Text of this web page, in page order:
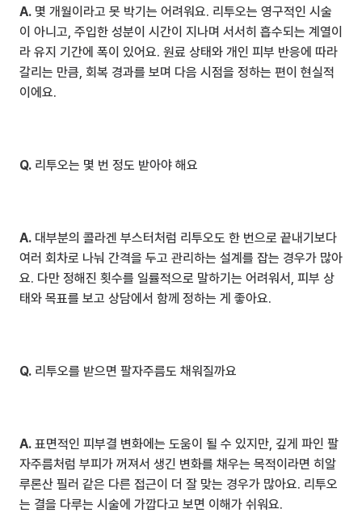
A. 몇 개월이라고 못 박기는 어려워요. 리투오는 영구적인 시술
이 아니고, 주입한 성분이 시간이 지나며 서서히 흡수되는 계열이
라 유지 기간에 폭이 있어요. 원료 상태와 개인 피부 반응에 따라
갈리는 만큼, 회복 경과를 보며 다음 시점을 정하는 편이 현실적
이에요.
Q. 리투오는 몇 번 정도 받아야 해요
A. 대부분의 콜라겐 부스터처럼 리투오도 한 번으로 끝내기보다
여러 회차로 나눠 간격을 두고 관리하는 설계를 잡는 경우가 많아
요. 다만 정해진 횟수를 일률적으로 말하기는 어려워서, 피부 상
태와 목표를 보고 상담에서 함께 정하는 게 좋아요.
Q. 리투오를 받으면 팔자주름도 채워질까요
A. 표면적인 피부결 변화에는 도움이 될 수 있지만, 깊게 파인 팔
자주름처럼 부피가 꺼져서 생긴 변화를 채우는 목적이라면 히알
루론산 필러 같은 다른 접근이 더 잘 맞는 경우가 많아요. 리투오
는 결을 다루는 시술에 가깝다고 보면 이해가 쉬워요.